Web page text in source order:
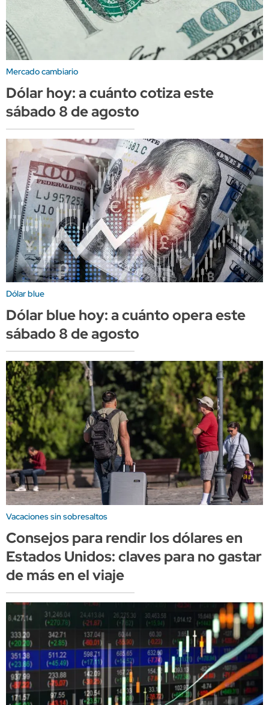
Mercado cambiario
Dólar hoy: a cuánto cotiza este
sábado 8 de agosto
Dólar blue
Dólar blue hoy: a cuánto opera este
sábado 8 de agosto
Vacaciones sin sobresaltos
Consejos para rendir los dólares en
Estados Unidos: claves para no gastar
de más en el viaje